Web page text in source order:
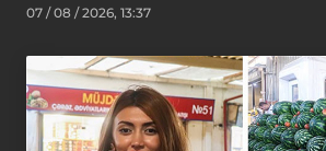
07 / 08 / 2026, 13:37